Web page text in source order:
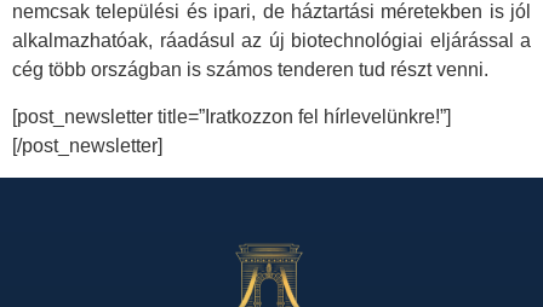
nemcsak települési és ipari, de háztartási méretekben is jól
alkalmazhatóak, ráadásul az új biotechnológiai eljárással a
cég több országban is számos tenderen tud részt venni.
[post_newsletter title=”Iratkozzon fel hírlevelünkre!”]
[/post_newsletter]